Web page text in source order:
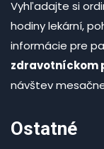
Vyhľadajte si
hodiny lekární,
informácie pre
zdravotníckom
návštev
Ostatné